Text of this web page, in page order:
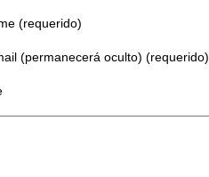
(requerido)
(permanecerá oculto) (requerido)